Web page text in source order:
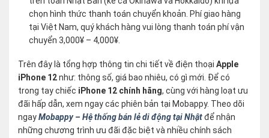
chọn hình thức thanh toán chuyển khoản. Phí giao hàng
tại Việt Nam, quý khách hàng vui lòng thanh toán phí vận
chuyển 3,000¥ – 4,000¥.
Trên đây là tổng hợp thông tin chi tiết về điện thoại Apple
iPhone 12như: thông số, giá bao nhiêu, có gì mới. Để có
trong tay chiếc iPhone 12 chính hãng, cùng với hàng loạt ưu
đãi hấp dẫn, xem ngay các phiên bản tại Mobappy. Theo dõi
ngayMobappy – Hệ thống bán lẻ di động tại Nhậtđể nhận
những chương trình ưu đãi đặc biệt và nhiều chính sách